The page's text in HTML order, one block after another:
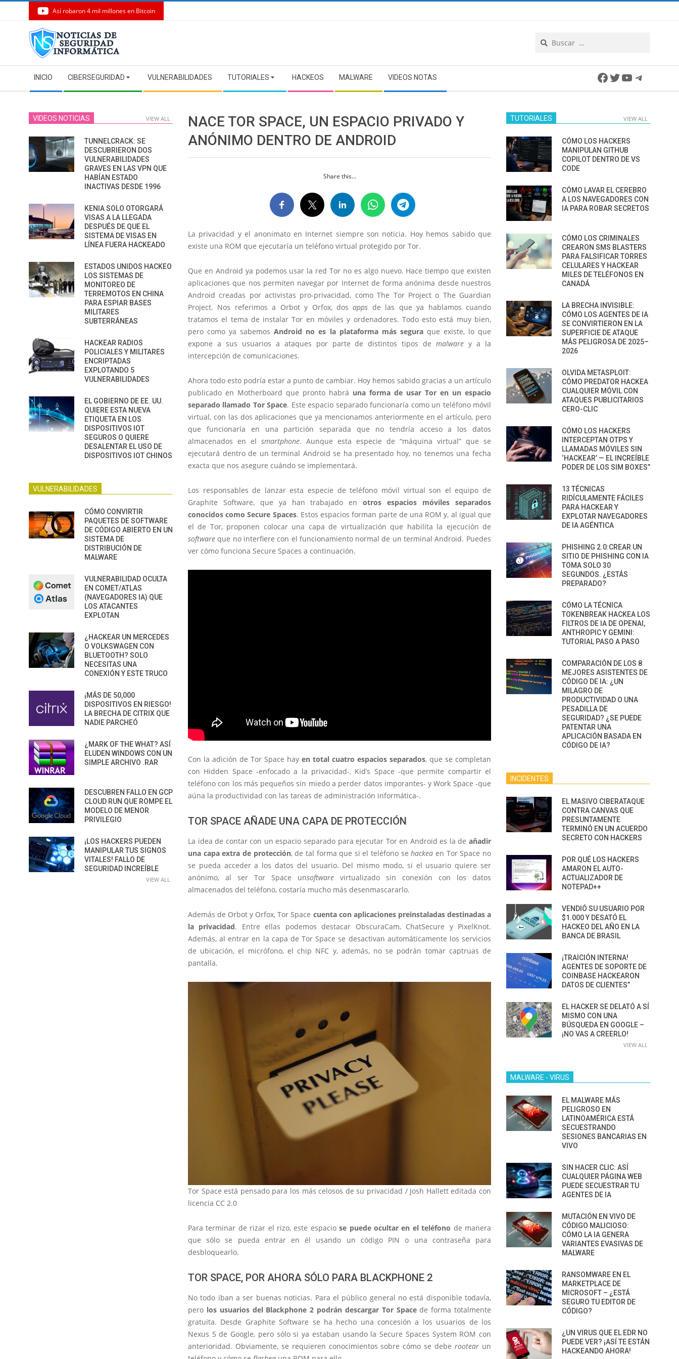
Así robaron 4 mil millones en Bitcoin
Navigation
Menu
INICIO CIBERSEGURIDAD VULNERABILIDADES TUTORIALES HACKEOS MALWARE VIDEOS NOTAS Facebook
Twitter
YouTube
NACE TOR SPACE, UN ESPACIO PRIVADO Y
ANÓNIMO DENTRO DE ANDROID
Share this...
La privacidad y el anonimato en Internet siempre son noticia. Hoy hemos sabido que
existe una ROM que ejecutaría un teléfono virtual protegido por Tor.
Que en Android ya podemos usar la red Tor no es algo nuevo. Hace tiempo que existen
aplicaciones que nos permiten navegar por Internet de forma anónima desde nuestros
Android creadas por activistas pro-privacidad, como The Tor Project o The Guardian
Project. Nos referimos a Orbot y Orfox, dosapps de las que ya hablamos cuando
tratamos el tema de instalar Tor en móviles y ordenadores. Todo esto está muy bien,
pero como ya sabemosAndroid no es la plataforma más seguraque existe, lo que
expone a sus usuarios a ataques por parte de distintos tipos demalware y a la
intercepción de comunicaciones.
Ahora todo esto podría estar a punto de cambiar. Hoy hemos sabido gracias a un artículo
publicado en Motherboard que pronto habrá una forma de usar Tor en un espacio
separado llamado Tor Space. Este espacio separado funcionaría como un teléfono móvil
virtual, con las dos aplicaciones que ya mencionamos anteriormente en el artículo, pero
que funcionaría en una partición separada que no tendría acceso a los datos
almacenados en el smartphone. Aunque esta especie de “máquina virtual” que se
ejecutará dentro de un terminal Android se ha presentado hoy, no tenemos una fecha
exacta que nos asegure cuándo se implementará.
Los responsables de lanzar esta especie de teléfono móvil virtual son el equipo de
Graphite Software, que ya han trabajado enotros espacios móviles separados
conocidos como Secure Spaces. Estos espacios forman parte de una ROM y, al igual que
el de Tor, proponen colocar una capa de virtualización que habilita la ejecución de
software que no interfiere con el funcionamiento normal de un terminal Android. Puedes
ver cómo funciona Secure Spaces a continuación.
Con la adición de Tor Space hay en total cuatro espacios separados, que se completan
con Hidden Space -enfocado a la privacidad-, Kid’s Space -que permite compartir el
teléfono con los más pequeños sin miedo a perder datos imporantes- y Work Space -que
aúna la productividad con las tareas de administración informática-.
TOR SPACE AÑADE UNA CAPA DE PROTECCIÓN
La idea de contar con un espacio separado para ejecutar Tor en Android es la de añadir
una capa extra de protección, de tal forma que si el teléfono sehackea en Tor Space no
se pueda acceder a los datos del usuario. Del mismo modo, si el usuario quiere ser
anónimo, al ser Tor Space unsoftware virtualizado sin conexión con los datos
almacenados del teléfono, costaría mucho más desenmascararlo.
Además de Orbot y Orfox, Tor Space cuenta con aplicaciones preinstaladas destinadas a
la privacidad. Entre ellas podemos destacar ObscuraCam, ChatSecure y PixelKnot.
Además, al entrar en la capa de Tor Space se desactivan automáticamente los servicios
de ubicación, el micrófono, el chip NFC y, además, no se podrán tomar captruas de
pantalla.
Tor Space está pensado para los más celosos de su privacidad / Josh Hallett editada con
licencia CC 2.0
Para terminar de rizar el rizo, este espaciose puede ocultar en el teléfono de manera
que sólo se pueda entrar en él usando un código PIN o una contraseña para
desbloquearlo.
TOR SPACE, POR AHORA SÓLO PARA BLACKPHONE 2
No todo iban a ser buenas noticias. Para el público general no está disponible todavía,
pero los usuarios del Blackphone 2 podrán descargar Tor Spacede forma totalmente
gratuita. Desde Graphite Software se ha hecho una concesión a los usuarios de los
Nexus 5 de Google, pero sólo si ya estaban usando la Secure Spaces System ROM con
anterioridad. Obviamente, se requieren conocimientos sobre cómo se deberootear un
VIDEOS NOTICIAS VIEW ALL
TUNNELCRACK: SE
DESCUBRIERON DOS
VULNERABILIDADES
GRAVES EN LAS VPN QUE
HABÍAN ESTADO
INACTIVAS DESDE 1996
KENIA SOLO OTORGARÁ
VISAS A LA LLEGADA
DESPUÉS DE QUE EL
SISTEMA DE VISAS EN
LÍNEA FUERA HACKEADO
ESTADOS UNIDOS HACKEO
LOS SISTEMAS DE
MONITOREO DE
TERREMOTOS EN CHINA
PARA ESPIAR BASES
MILITARES
SUBTERRÁNEAS
HACKEAR RADIOS
POLICIALES Y MILITARES
ENCRIPTADAS
EXPLOTANDO 5
VULNERABILIDADES
EL GOBIERNO DE EE. UU.
QUIERE ESTA NUEVA
ETIQUETA EN LOS
DISPOSITIVOS IOT
SEGUROS O QUIERE
DESALENTAR EL USO DE
DISPOSITIVOS IOT CHINOS
VULNERABILIDADES
CÓMO CONVIRTIR
PAQUETES DE SOFTWARE
DE CÓDIGO ABIERTO EN UN
SISTEMA DE
DISTRIBUCIÓN DE
MALWARE
VULNERABILIDAD OCULTA
EN COMET/ATLAS
(NAVEGADORES IA) QUE
LOS ATACANTES
EXPLOTAN
¿HACKEAR UN MERCEDES
O VOLKSWAGEN CON
BLUETOOTH? SOLO
NECESITAS UNA
CONEXIÓN Y ESTE TRUCO
¡MÁS DE 50,000
DISPOSITIVOS EN RIESGO!
LA BRECHA DE CITRIX QUE
NADIE PARCHEÓ
¿MARK OF THE WHAT? ASÍ
ELUDEN WINDOWS CON UN
SIMPLE ARCHIVO .RAR
DESCUBREN FALLO EN GCP
CLOUD RUN QUE ROMPE EL
MODELO DE MENOR
PRIVILEGIO
¡LOS HACKERS PUEDEN
MANIPULAR TUS SIGNOS
VITALES! FALLO DE
SEGURIDAD INCREÍBLE
VIEW ALL
TUTORIALES VIEW ALL
CÓMO LOS HACKERS
MANIPULAN GITHUB
COPILOT DENTRO DE VS
CODE
CÓMO LAVAR EL CEREBRO
A LOS NAVEGADORES CON
IA PARA ROBAR SECRETOS
CÓMO LOS CRIMINALES
CREARON SMS BLASTERS
PARA FALSIFICAR TORRES
CELULARES Y HACKEAR
MILES DE TELÉFONOS EN
CANADÁ
LA BRECHA INVISIBLE:
CÓMO LOS AGENTES DE IA
SE CONVIRTIERON EN LA
SUPERFICIE DE ATAQUE
MÁS PELIGROSA DE 2025–
2026
OLVIDA METASPLOIT:
CÓMO PREDATOR HACKEA
CUALQUIER MÓVIL CON
ATAQUES PUBLICITARIOS
CERO-CLIC
CÓMO LOS HACKERS
INTERCEPTAN OTPS Y
LLAMADAS MÓVILES SIN
‘HACKEAR’ — EL INCREÍBLE
PODER DE LOS SIM BOXES”
13 TÉCNICAS
RIDÍCULAMENTE FÁCILES
PARA HACKEAR Y
EXPLOTAR NAVEGADORES
DE IA AGÉNTICA
PHISHING 2.0:CREAR UN
SITIO DE PHISHING CON IA
TOMA SOLO 30
SEGUNDOS. ¿ESTÁS
PREPARADO?
CÓMO LA TÉCNICA
TOKENBREAK HACKEA LOS
FILTROS DE IA DE OPENAI,
ANTHROPIC Y GEMINI:
TUTORIAL PASO A PASO
COMPARACIÓN DE LOS 8
MEJORES ASISTENTES DE
CÓDIGO DE IA: ¿UN
MILAGRO DE
PRODUCTIVIDAD O UNA
PESADILLA DE
SEGURIDAD? ¿SE PUEDE
PATENTAR UNA
APLICACIÓN BASADA EN
CÓDIGO DE IA?
INCIDENTES
EL MASIVO CIBERATAQUE
CONTRA CANVAS QUE
PRESUNTAMENTE
TERMINÓ EN UN ACUERDO
SECRETO CON HACKERS
POR QUÉ LOS HACKERS
AMARON EL AUTO-
ACTUALIZADOR DE
NOTEPAD++
VENDIÓ SU USUARIO POR
$1.000 Y DESATÓ EL
HACKEO DEL AÑO EN LA
BANCA DE BRASIL
¡TRAICIÓN INTERNA!
AGENTES DE SOPORTE DE
COINBASE HACKEARON
DATOS DE CLIENTES”
EL HACKER SE DELATÓ A SÍ
MISMO CON UNA
BÚSQUEDA EN GOOGLE –
¡NO VAS A CREERLO!
VIEW ALL
MALWARE - VIRUS
EL MALWARE MÁS
PELIGROSO EN
LATINOAMÉRICA ESTÁ
SECUESTRANDO
SESIONES BANCARIAS EN
VIVO
SIN HACER CLIC: ASÍ
CUALQUIER PÁGINA WEB
PUEDE SECUESTRAR TU
AGENTES DE IA
MUTACIÓN EN VIVO DE
CÓDIGO MALICIOSO:
CÓMO LA IA GENERA
VARIANTES EVASIVAS DE
MALWARE
RANSOMWARE EN EL
MARKETPLACE DE
MICROSOFT – ¿ESTÁ
SEGURO TU EDITOR DE
CÓDIGO?
¿UN VIRUS QUE EL EDR NO
PUEDE VER? ¡ASÍ TE ESTÁN
HACKEANDO AHORA!